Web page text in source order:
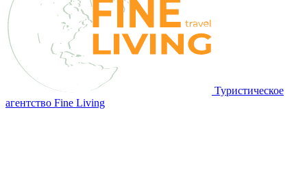
Туристическое
агентство Fine Living